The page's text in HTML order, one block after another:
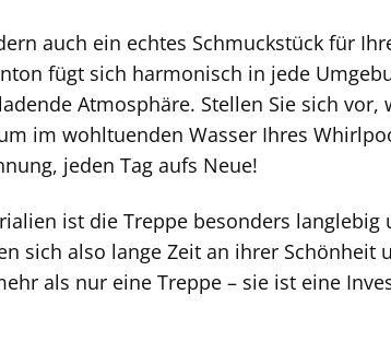
auch ein echtes Schmuckstück für
fügt sich harmonisch in jede
Atmosphäre. Stellen Sie sich vor,
im wohltuenden Wasser Ihres
jeden Tag aufs Neue!
ist die Treppe besonders langlebig
sich also lange Zeit an ihrer Schönheit
als nur eine Treppe – sie ist eine